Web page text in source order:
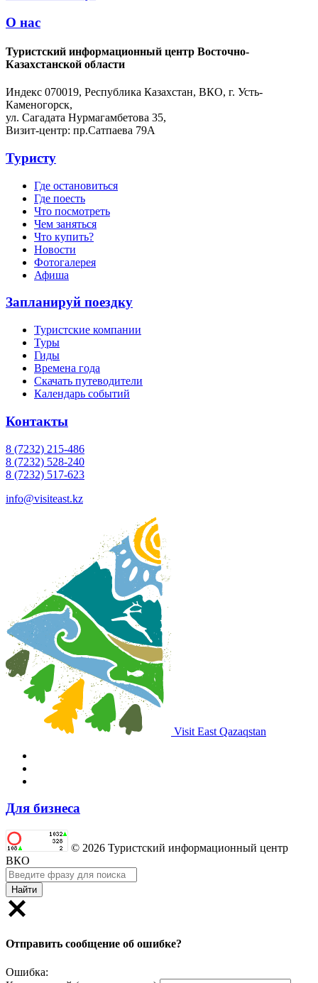
О нас
Туристский информационный центр Восточно-
Казахстанской области
Индекс 070019, Республика Казахстан, ВКО, г. Усть-
Каменогорск,
ул. Сагадата Нурмагамбетова 35,
Визит-центр: пр.Сатпаева 79А
Туристу
Где остановиться
Где поесть
Что посмотреть
Чем заняться
Что купить?
Новости
Фотогалерея
Афиша
Запланируй поездку
Туристские компании
Туры
Гиды
Времена года
Скачать путеводители
Календарь событий
Контакты
8 (7232) 215-486
8 (7232) 528-240
8 (7232) 517-623
info@visiteast.kz
Visit East Qazaqstan
Для бизнеса
© 2026 Туристский информационный центр
ВКО
Найти
Отправить сообщение об ошибке?
Ошибка: